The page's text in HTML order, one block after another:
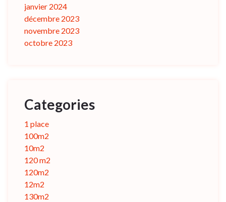
janvier 2024
décembre 2023
novembre 2023
octobre 2023
Categories
1 place
100m2
10m2
120 m2
120m2
12m2
130m2